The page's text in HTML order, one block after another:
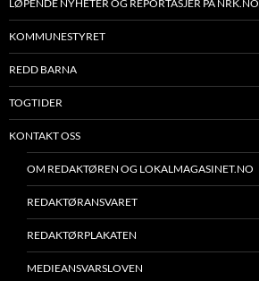
LØPENDE NYHETER OG REPORTASJER PÅ NRK.NO
KOMMUNESTYRET
REDD BARNA
TOGTIDER
KONTAKT OSS
OM REDAKTØREN OG LOKALMAGASINET.NO
REDAKTØRANSVARET
REDAKTØRPLAKATEN
MEDIEANSVARSLOVEN